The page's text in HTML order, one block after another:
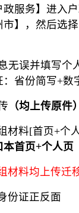
服务】进入户
】，然后选
无误并填写个
省份简写+数
（均上传原件）
材料[首页+个
本首页+个人页
材料均上传迁
份证正反面